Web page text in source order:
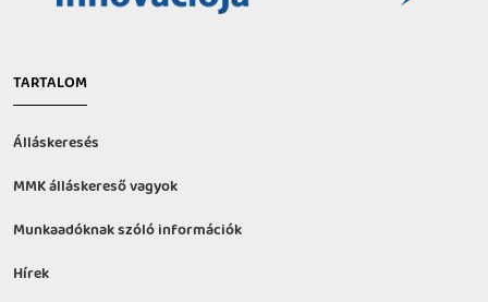
TARTALOM
Álláskeresés
MMK álláskereső vagyok
Munkaadóknak szóló információk
Hírek